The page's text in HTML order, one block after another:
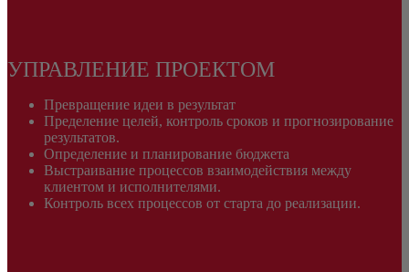
УПРАВЛЕНИЕ ПРОЕКТОМ
Превращение идеи в результат
Пределение целей, контроль сроков и прогнозирование
результатов.
Определение и планирование бюджета
Выстраивание процессов взаимодействия между
клиентом и исполнителями.
Контроль всех процессов от старта до реализации.